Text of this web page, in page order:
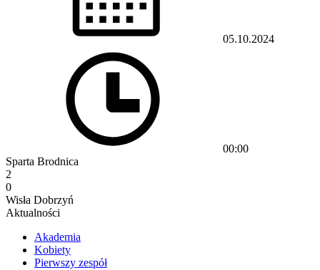
05.10.2024
00:00
Sparta Brodnica
2
0
Wisła Dobrzyń
Aktualności
Akademia
Kobiety
Pierwszy zespół